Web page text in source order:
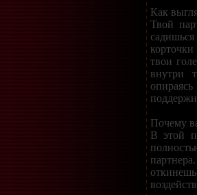
Как
Твой
твои
внутри
Почему
В этой